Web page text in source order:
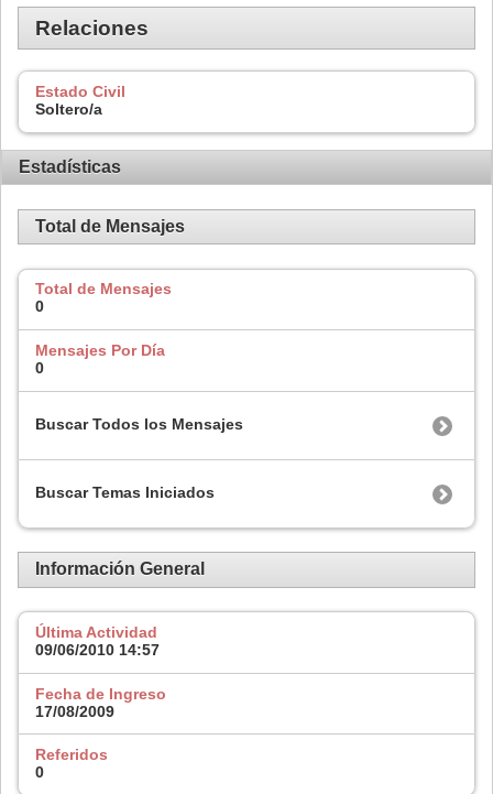
Relaciones
Estado Civil
Soltero/a
Estadísticas
Total de Mensajes
Total de Mensajes
0
Mensajes Por Día
0
Buscar Todos los Mensajes
Buscar Temas Iniciados
Información General
Última Actividad
09/06/2010 14:57
Fecha de Ingreso
17/08/2009
Referidos
0